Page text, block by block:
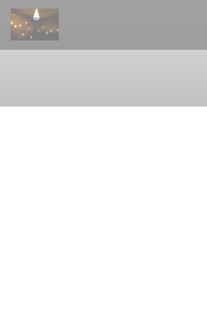
クッキー利用の管理について